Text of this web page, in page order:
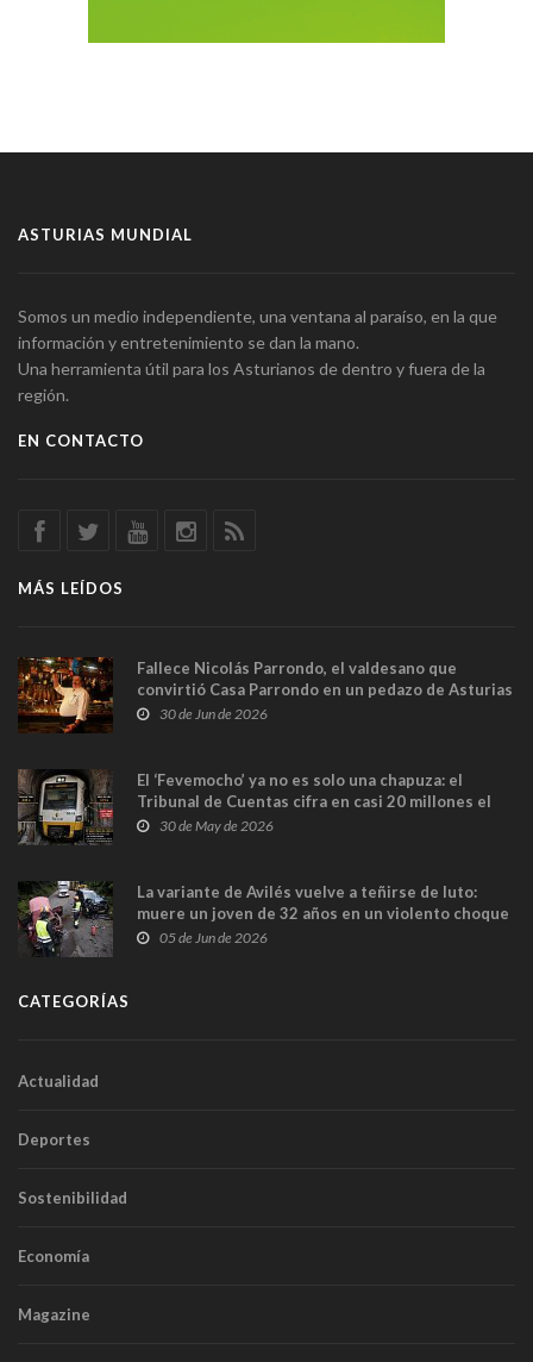
ASTURIAS MUNDIAL
Somos un medio independiente, una ventana al paraíso, en la que
información y entretenimiento se dan la mano.
Una herramienta útil para los Asturianos de dentro y fuera de la
región.
EN CONTACTO
MÁS LEÍDOS
Fallece Nicolás Parrondo, el valdesano que
convirtió Casa Parrondo en un pedazo de Asturias
en Madrid
30 de Jun de 2026
El ‘Fevemocho’ ya no es solo una chapuza: el
Tribunal de Cuentas cifra en casi 20 millones el
sobrecoste de los trenes que no cabían por los
30 de May de 2026
La variante de Avilés vuelve a teñirse de luto:
muere un joven de 32 años en un violento choque
frontal
05 de Jun de 2026
CATEGORÍAS
Actualidad
Deportes
Sostenibilidad
Economía
Magazine